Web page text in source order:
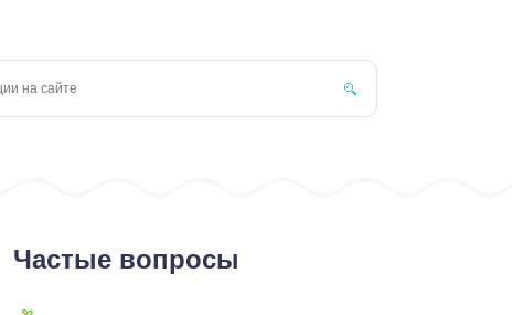
Частые вопросы